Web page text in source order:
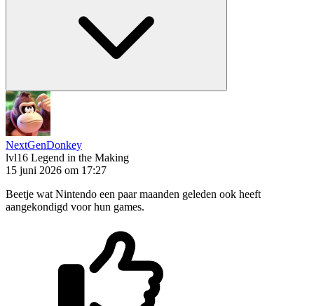
NextGenDonkey
lvl16 Legend in the Making
15 juni 2026 om 17:27
Beetje wat Nintendo een paar maanden geleden ook heeft
aangekondigd voor hun games.